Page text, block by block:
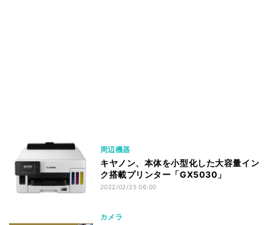
周辺機器
キヤノン、本体を小型化した大容量イン
ク搭載プリンター「GX5030」
2022/02/25 06:00
カメラ